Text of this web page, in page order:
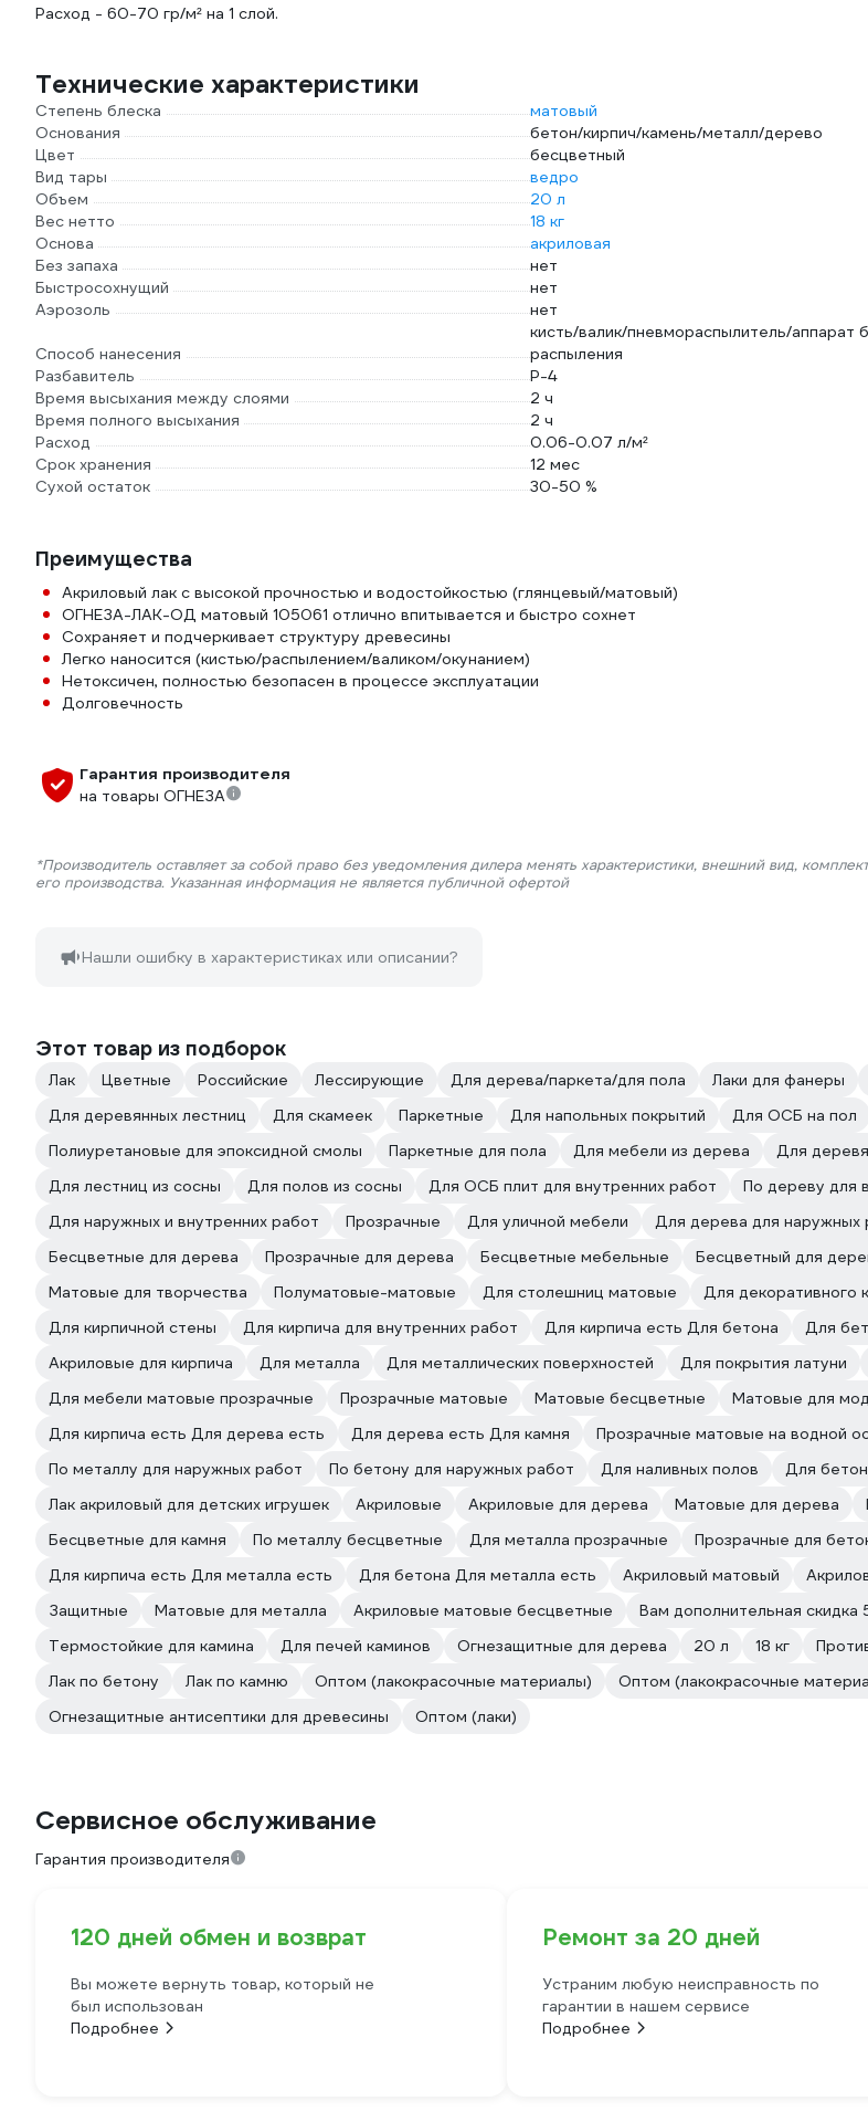
Расход - 60-70 гр/м² на 1 слой.
Технические характеристики
Степень блеска
матовый
Основания
бетон/кирпич/камень/металл/дерево
Цвет
бесцветный
Вид тары
ведро
Объем
20 л
Вес нетто
18 кг
Основа
акриловая
Без запаха
нет
Быстросохнущий
нет
Аэрозоль
нет
Способ нанесения
кисть/валик/пневмораспылитель/аппарат
распыления
Разбавитель
Р-4
Время высыхания между слоями
2 ч
Время полного высыхания
2 ч
Расход
0.06-0.07 л/м²
Срок хранения
12 мес
Сухой остаток
30-50 %
Преимущества
Акриловый лак с высокой прочностью и водостойкостью (глянцевый/матовый)
ОГНЕЗА-ЛАК-ОД матовый 105061 отлично впитывается и быстро сохнет
Сохраняет и подчеркивает структуру древесины
Легко наносится (кистью/распылением/валиком/окунанием)
Нетоксичен, полностью безопасен в процессе эксплуатации
Долговечность
Гарантия производителя
на товары ОГНЕЗА
*Производитель оставляет за собой право без уведомления дилера менять характеристики, внешний вид,
его производства. Указанная информация не является публичной офертой
Нашли ошибку в характеристиках или описании?
Этот товар из подборок
Лак Цветные Российские Лессирующие Для дерева/паркета/для пола Лаки для фанеры
Для деревянных лестниц
Для скамеек Паркетные Для напольных покрытий Для ОСБ на пол
Полиуретановые для эпоксидной смолы
Паркетные для пола Для мебели из дерева Для
Для лестниц из сосны
Для полов из сосны Для ОСБ плит для внутренних работ По дереву для
Для наружных и внутренних работ
Прозрачные Для уличной мебели Для дерева для наружных
Бесцветные для дерева
Прозрачные для дерева Бесцветные мебельные Бесцветный для
Матовые для творчества
Полуматовые-матовые Для столешниц матовые Для декоративного
Для кирпичной стены
Для кирпича для внутренних работ Для кирпича есть Для бетона Для
Акриловые для кирпича
Для металла Для металлических поверхностей Для покрытия латуни
Для мебели матовые прозрачные
Прозрачные матовые Матовые бесцветные Матовые для
Для кирпича есть Для дерева есть
Для дерева есть Для камня Прозрачные матовые на водной
По металлу для наружных работ
По бетону для наружных работ Для наливных полов Для
Лак акриловый для детских игрушек
Акриловые Акриловые для дерева Матовые для дерева
Бесцветные для камня
По металлу бесцветные Для металла прозрачные Прозрачные для
Для кирпича есть Для металла есть
Для бетона Для металла есть Акриловый матовый
Защитные
Матовые для металла Акриловые матовые бесцветные Вам дополнительная скидка
Термостойкие для камина
Для печей каминов Огнезащитные для дерева 20 л 18 кг
Лак по бетону
Лак по камню Оптом (лакокрасочные материалы) Оптом (лакокрасочные
Огнезащитные антисептики для древесины
Оптом (лаки)
Сервисное обслуживание
Гарантия производителя
120 дней обмен и возврат
Вы можете вернуть товар, который не
был использован
Подробнее
Ремонт за 20 дней
Устраним любую неисправность по
гарантии в нашем сервисе
Подробнее